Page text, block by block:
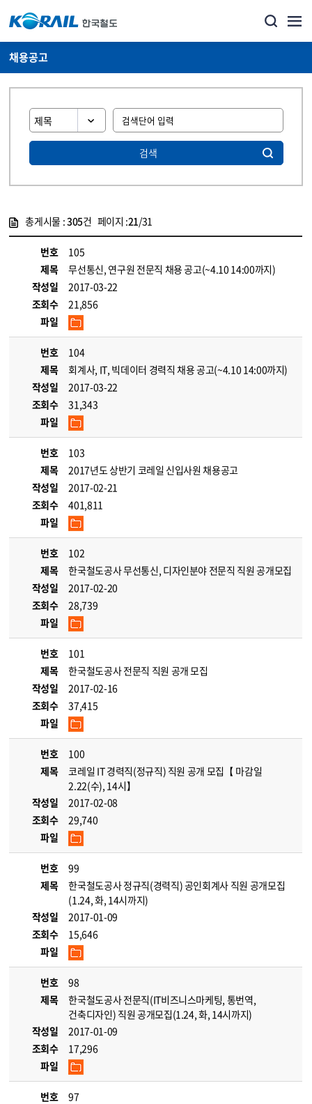
채용공고
검색
총게시물 :305건 페이지 :21/31
번호
105
제목
무선통신, 연구원 전문직 채용 공고(~4.10 14:00까지)
작성일
2017-03-22
조회수
21,856
파일
번호
104
제목
회계사, IT, 빅데이터 경력직 채용 공고(~4.10 14:00까지)
작성일
2017-03-22
조회수
31,343
파일
번호
103
제목
2017년도 상반기 코레일 신입사원 채용공고
작성일
2017-02-21
조회수
401,811
파일
번호
102
제목
한국철도공사 무선통신, 디자인분야 전문직 직원 공개모집
작성일
2017-02-20
조회수
28,739
파일
번호
101
제목
한국철도공사 전문직 직원 공개 모집
작성일
2017-02-16
조회수
37,415
파일
번호
100
제목
코레일 IT 경력직(정규직) 직원 공개 모집【 마감일
2.22(수), 14시】
작성일
2017-02-08
조회수
29,740
파일
번호
99
제목
한국철도공사 정규직(경력직) 공인회계사 직원 공개모집
(1.24, 화, 14시까지)
작성일
2017-01-09
조회수
15,646
파일
번호
98
제목
한국철도공사 전문직(IT비즈니스마케팅, 통번역,
건축디자인) 직원 공개모집(1.24, 화, 14시까지)
작성일
2017-01-09
조회수
17,296
파일
번호
97